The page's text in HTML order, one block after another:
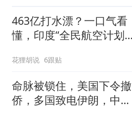
463亿打水漂？一口气看
懂，印度“全民航空计划”
花狸胡说 6跟贴
命脉被锁住，美国下令撤
侨，多国致电伊朗，中国